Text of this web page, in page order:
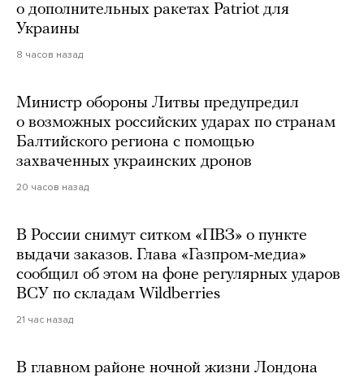
о дополнительных ракетах Patriot для
Украины
8 часов назад
Министр обороны Литвы предупредил
о возможных российских ударах по странам
Балтийского региона с помощью
захваченных украинских дронов
20 часов назад
В России снимут ситком «ПВЗ» о пункте
выдачи заказов. Глава «Газпром-медиа»
сообщил об этом на фоне регулярных ударов
ВСУ по складам Wildberries
21 час назад
В главном районе ночной жизни Лондона